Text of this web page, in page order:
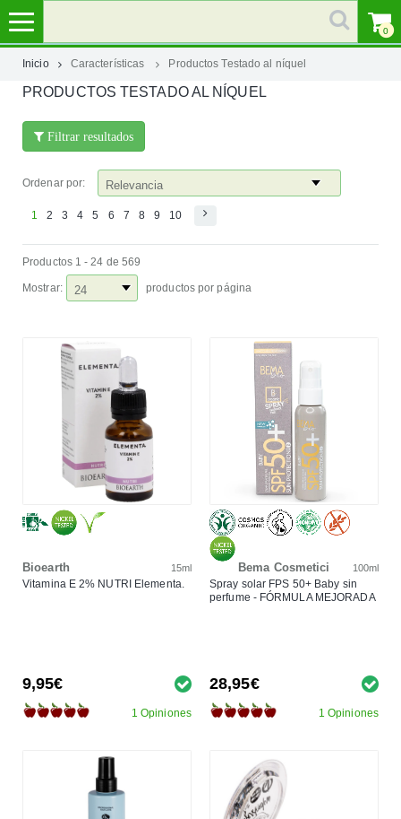
MI
CATEGORÍAS
AYUDA
0
Inicio Características Productos Testado al níquel
PRODUCTOS TESTADO AL NÍQUEL
Filtrar resultados
Ordenar por:
1 2 3 4 5 6 7 8 9 10
Productos 1 - 24 de 569
Mostrar: productos por página
Bioearth 15ml
Vitamina E 2% NUTRI Elementa.
9,95€
1 Opiniones
Bema Cosmetici 100ml
Spray solar FPS 50+ Baby sin
perfume - FÓRMULA MEJORADA
28,95€
1 Opiniones